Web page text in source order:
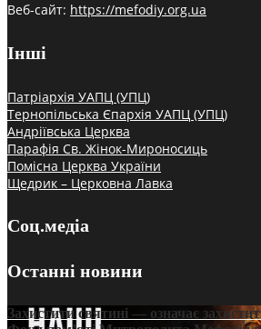
Веб-сайт: https://mefodiy.org.ua
Інші
Патріархія УАПЦ (УПЦ)
Тернопільська Єпархія УАПЦ (УПЦ)
Андріївська Церква
Парафія Св. Жінок-Мироносиць
Помісна Церква України
Щедрик – Церковна Лавка
Соц.медіа
Останні новини
Захистити святині — означає